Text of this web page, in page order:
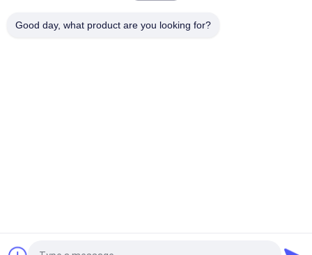
Good day, what product are you looking for?